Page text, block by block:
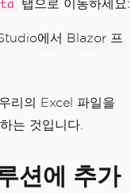
탭으로 이동하세요:
리의 Excel 파일을
는 것입니다.
션에 추가